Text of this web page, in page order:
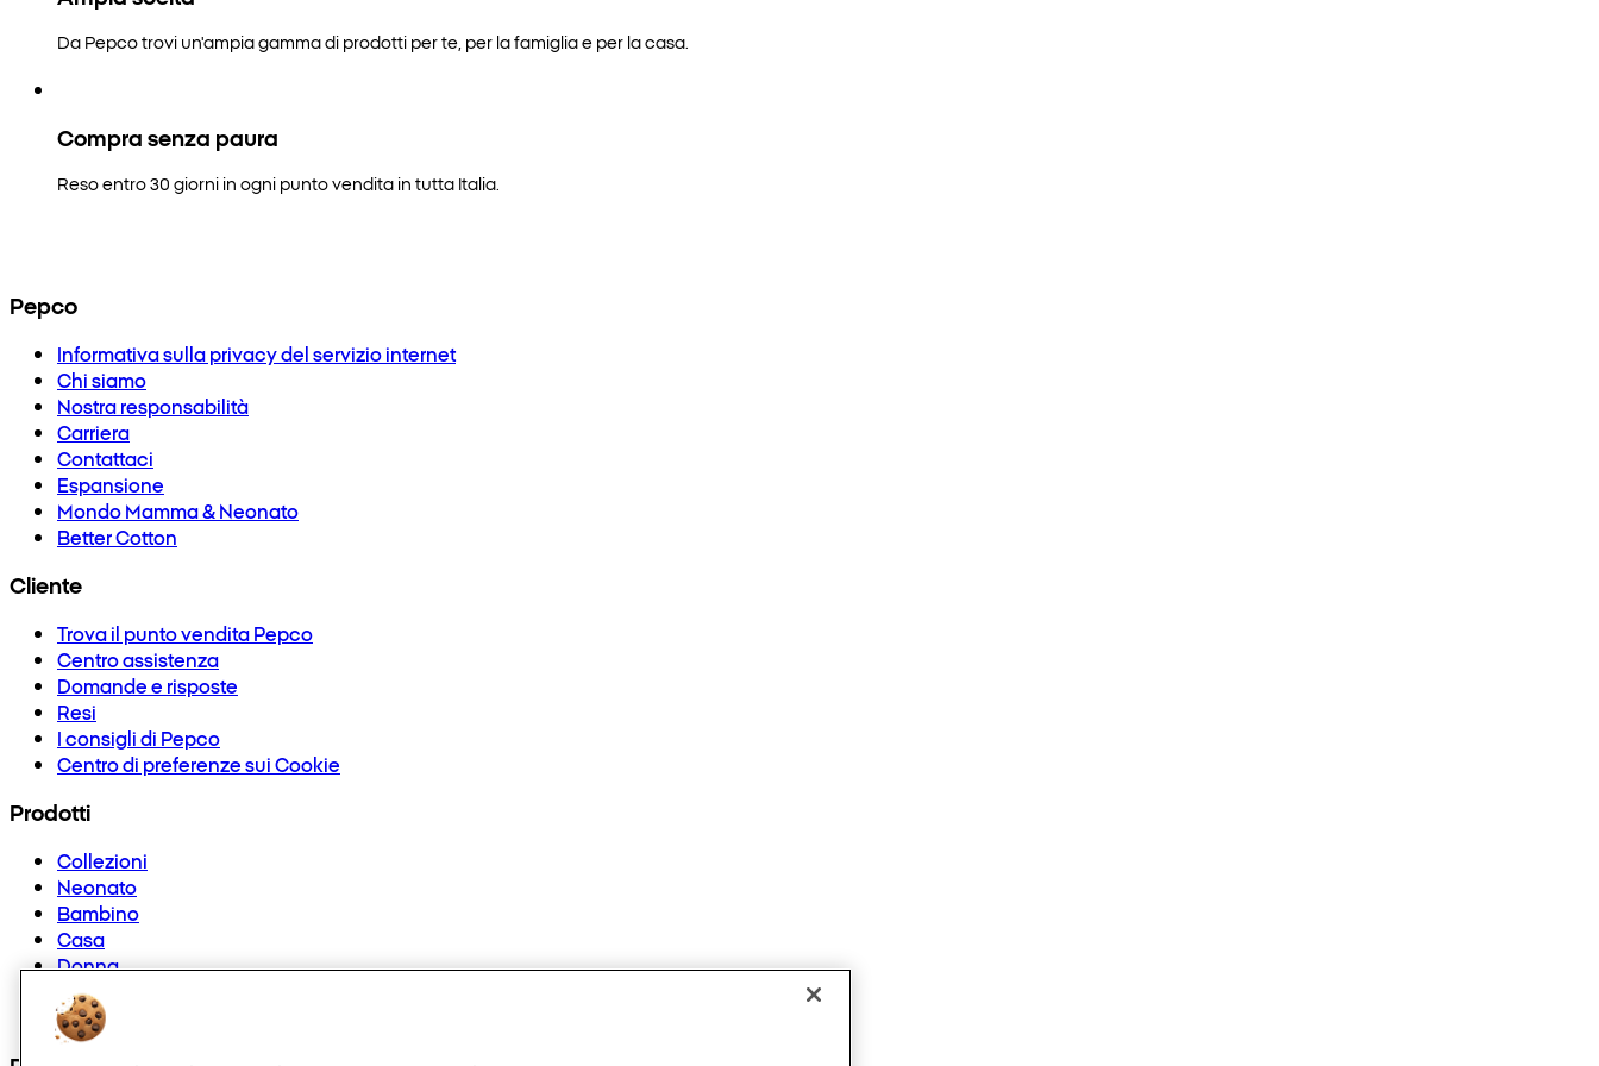
Da Pepco trovi un'ampia gamma di prodotti per te, per la famiglia e per la casa.
Compra senza paura
Reso entro 30 giorni in ogni punto vendita in tutta Italia.
Pepco
Informativa sulla privacy del servizio internet
Chi siamo
Nostra responsabilità
Carriera
Contattaci
Espansione
Mondo Mamma & Neonato
Better Cotton
Cliente
Trova il punto vendita Pepco
Centro assistenza
Domande e risposte
Resi
I consigli di Pepco
Centro di preferenze sui Cookie
Prodotti
Collezioni
Neonato
Bambino
Casa
Donna
Uomo
Hobby e tempo libero